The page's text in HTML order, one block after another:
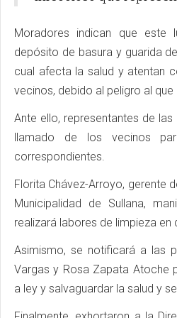
Moradores indican que este
depósito de basura y guarida
cual afecta la salud y atentan
vecinos, debido al peligro al
Ante ello, representantes de
llamado de los vecinos
correspondientes.
Florita Chávez-Arroyo, gerente
Municipalidad de Sullana,
realizará labores de limpieza
Asimismo, se notificará a las
Vargas y Rosa Zapata Atoche
a ley y salvaguardar la salud y